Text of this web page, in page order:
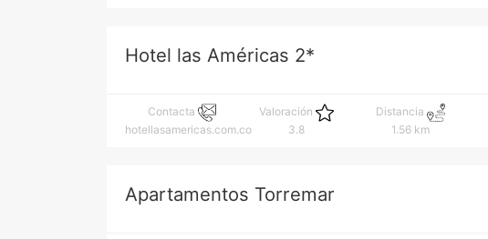
Hotel las Américas 2*
Contacta
hotellasamericas.com.co
Valoración
3.8
Distancia
1.56 km
Apartamentos Torremar